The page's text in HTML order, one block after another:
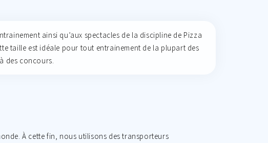
ainsi qu’aux spectacles de la discipline de Pizza
taille est idéale pour tout entrainement de la plupart des
des concours.
À cette fin, nous utilisons des transporteurs